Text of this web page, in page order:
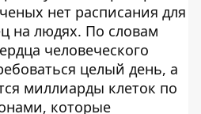
нет расписания для
на людях. По словам
человеческого
целый день, а
миллиарды клеток по
которые